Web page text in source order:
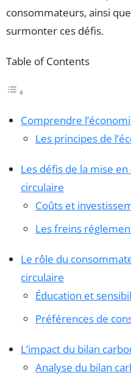
consommateurs, ainsi
surmonter ces défis.
Table of Contents
Comprendre
Les principes de
Les défis de la mise
circulaire
Coûts et
Les freins
Le rôle du
circulaire
Éducation et
Préférences de
L’impact du bilan
Analyse du bilan